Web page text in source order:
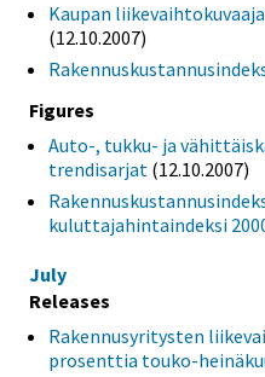
Kaupan
(12.10.2007)
Figures
Auto-, tukku- ja
trendisarjat (12.10.2007)
kuluttajahintaindeksi
July
Releases
Rakennusyritysten
prosenttia touko-